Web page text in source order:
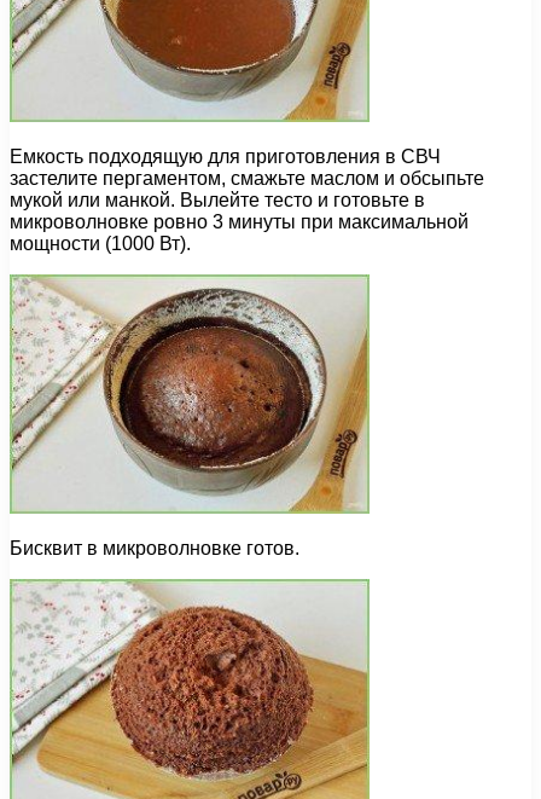
Емкость подходящую для приготовления в СВЧ
застелите пергаментом, смажьте маслом и обсыпьте
мукой или манкой. Вылейте тесто и готовьте в
микроволновке ровно 3 минуты при максимальной
мощности (1000 Вт).
Бисквит в микроволновке готов.